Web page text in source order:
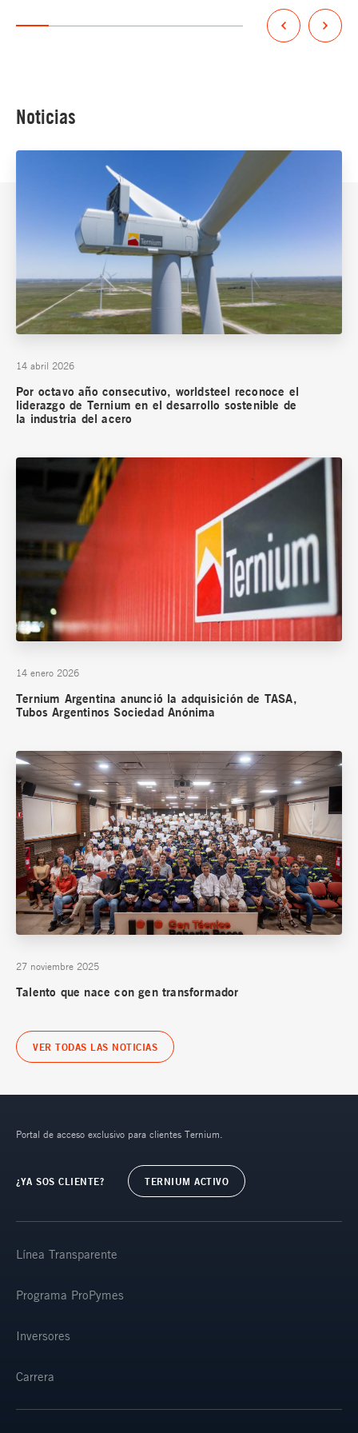
Noticias
14 abril 2026
Por octavo año consecutivo, worldsteel reconoce el
liderazgo de Ternium en el desarrollo sostenible de
la industria del acero
14 enero 2026
Ternium Argentina anunció la adquisición de TASA,
Tubos Argentinos Sociedad Anónima
27 noviembre 2025
Talento que nace con gen transformador
VER TODAS LAS NOTICIAS
Portal de acceso exclusivo para clientes Ternium.
¿YA SOS CLIENTE? TERNIUM ACTIVO
Línea Transparente
Programa ProPymes
Inversores
Carrera